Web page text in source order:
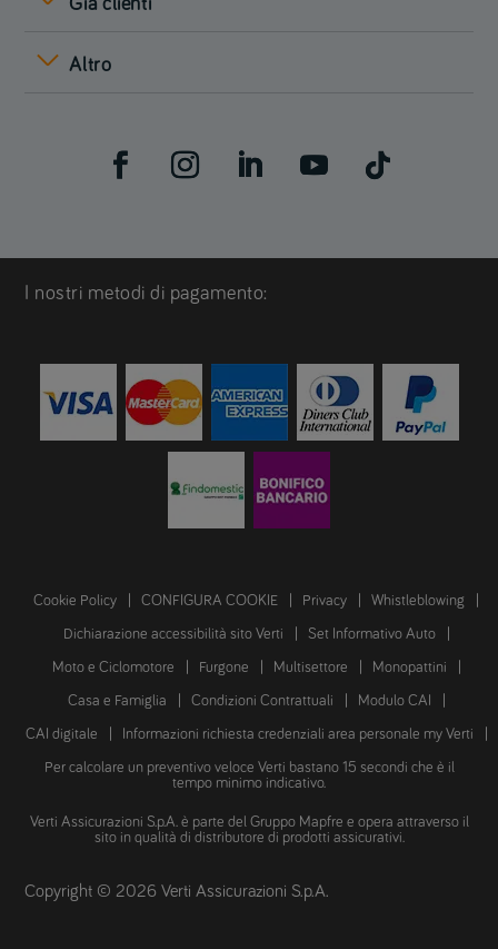
Già clienti
Altro
I nostri metodi di pagamento:
Cookie Policy CONFIGURA COOKIE Privacy Whistleblowing
Dichiarazione accessibilità sito Verti Set Informativo Auto
Moto e Ciclomotore Furgone Multisettore Monopattini
Casa e Famiglia Condizioni Contrattuali Modulo CAI
CAI digitale Informazioni richiesta credenziali area personale my Verti
Per calcolare un preventivo veloce Verti bastano 15 secondi che è il
tempo minimo indicativo.
Verti Assicurazioni S.p.A. è parte del Gruppo Mapfre e opera attraverso il
sito in qualità di distributore di prodotti assicurativi.
Copyright © 2026 Verti Assicurazioni S.p.A.